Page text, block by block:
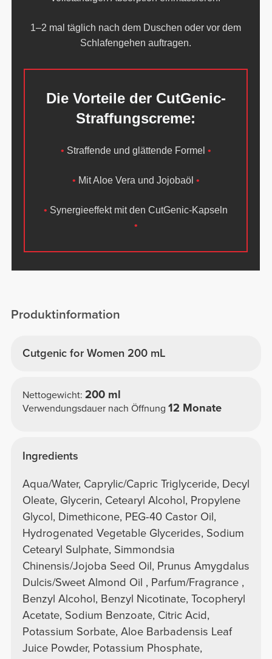
1–2 mal täglich nach dem Duschen oder vor dem
Schlafengehen auftragen.
Die Vorteile der CutGenic-
Straffungscreme:
• Straffende und glättende Formel •
• Mit Aloe Vera und Jojobaöl •
• Synergieeffekt mit den CutGenic-Kapseln
•
Produktinformation
Cutgenic for Women 200 mL
Nettogewicht: 200 ml
Verwendungsdauer nach Öffnung 12 Monate
Ingredients
Aqua/Water, Caprylic/Capric Triglyceride, Decyl
Oleate, Glycerin, Cetearyl Alcohol, Propylene
Glycol, Dimethicone, PEG-40 Castor Oil,
Hydrogenated Vegetable Glycerides, Sodium
Cetearyl Sulphate, Simmondsia
Chinensis/Jojoba Seed Oil, Prunus Amygdalus
Dulcis/Sweet Almond Oil , Parfum/Fragrance ,
Benzyl Alcohol, Benzyl Nicotinate, Tocopheryl
Acetate, Sodium Benzoate, Citric Acid,
Potassium Sorbate, Aloe Barbadensis Leaf
Juice Powder, Potassium Phosphate,